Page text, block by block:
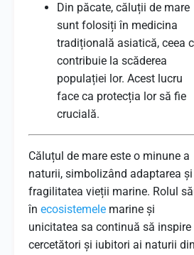
Din păcate, căluții de mare
sunt folosiți în medicina
tradițională asiatică, ceea
contribuie la scăderea
populației lor. Acest lucru
face ca protecția lor să fie
crucială.
Căluțul de mare este o minune a
naturii, simbolizând adaptarea și
fragilitatea vieții marine. Rolul
în ecosistemele marine și
unicitatea sa continuă să inspire
cercetători și iubitori ai naturii din